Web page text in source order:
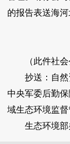
的报告表送海河
（此件社会
抄送：自然
中央军委后勤
域生态环境监督
生态环境部